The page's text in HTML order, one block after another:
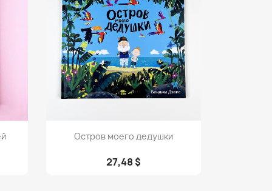
Просмотр
Остров моего дедушки
27,48 $